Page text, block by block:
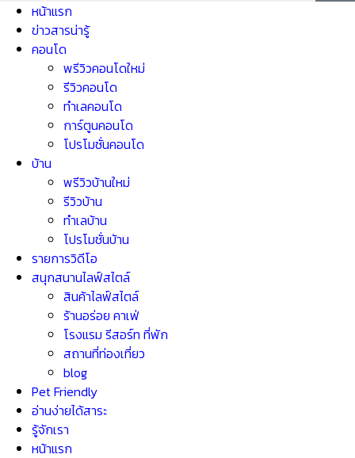
หน้าแรก
ข่าวสารน่ารู้
คอนโด
พรีวิวคอนโดใหม่
รีวิวคอนโด
ทำเลคอนโด
การ์ตูนคอนโด
โปรโมชั่นคอนโด
บ้าน
พรีวิวบ้านใหม่
รีวิวบ้าน
ทำเลบ้าน
โปรโมชั่นบ้าน
รายการวิดีโอ
สนุกสนานไลฟ์สไตล์
สินค้าไลฟ์สไตล์
ร้านอร่อย คาเฟ่
โรงแรม รีสอร์ท ที่พัก
สถานที่ท่องเที่ยว
blog
Pet Friendly
อ่านง่ายได้สาระ
รู้จักเรา
หน้าแรก